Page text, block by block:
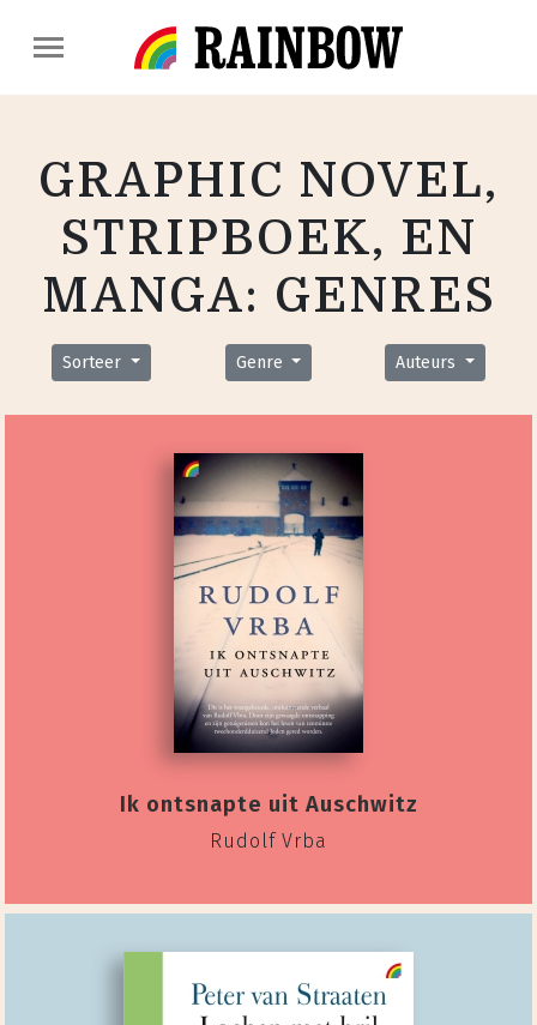
GRAPHIC NOVEL,
STRIPBOEK, EN
MANGA: GENRES
Sorteer Genre Auteurs
Ik ontsnapte uit Auschwitz
Rudolf Vrba